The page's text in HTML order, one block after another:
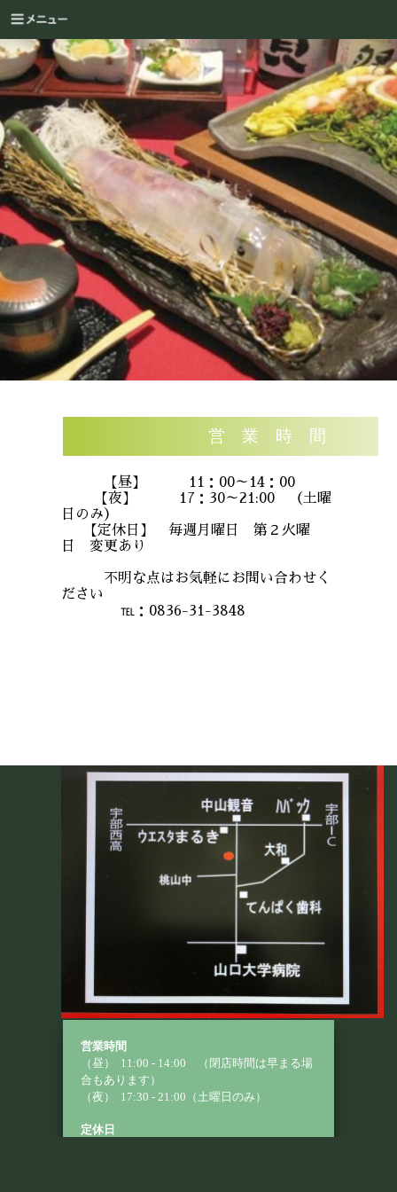
営 業 時 間
【昼】 11：00～14：00
【夜】 17：30～21:00 （土曜
日のみ）
【定休日】 毎週月曜日 第２火曜
日 変更あり
不明な点はお気軽にお問い合わせく
ださい
℡：0836-31-3848
営業時間
（昼） 11:00 - 14:00 （閉店時間は早まる場
合もあります）
（夜） 17:30 - 21:00（土曜日のみ）
定休日